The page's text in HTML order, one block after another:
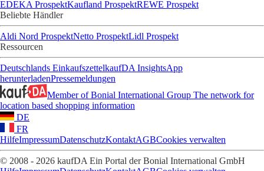
EDEKA ProspektKaufland ProspektREWE Prospekt
Beliebte Händler
Aldi Nord ProspektNetto ProspektLidl Prospekt
Ressourcen
Deutschlands EinkaufszettelkaufDA InsightsApp
herunterladenPressemeldungen
Member of Bonial International Group The network for
location based shopping information
DE
FR
HilfeImpressumDatenschutzKontaktAGBCookies verwalten
© 2008 - 2026 kaufDA Ein Portal der Bonial International GmbH